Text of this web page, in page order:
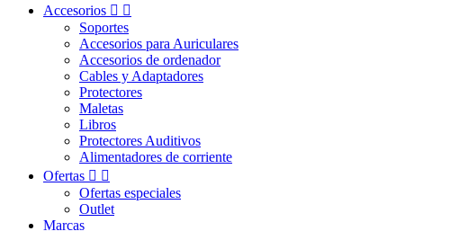
Accesorios  
Soportes
Accesorios para Auriculares
Accesorios de ordenador
Cables y Adaptadores
Protectores
Maletas
Libros
Protectores Auditivos
Alimentadores de corriente
Ofertas  
Ofertas especiales
Outlet
Marcas